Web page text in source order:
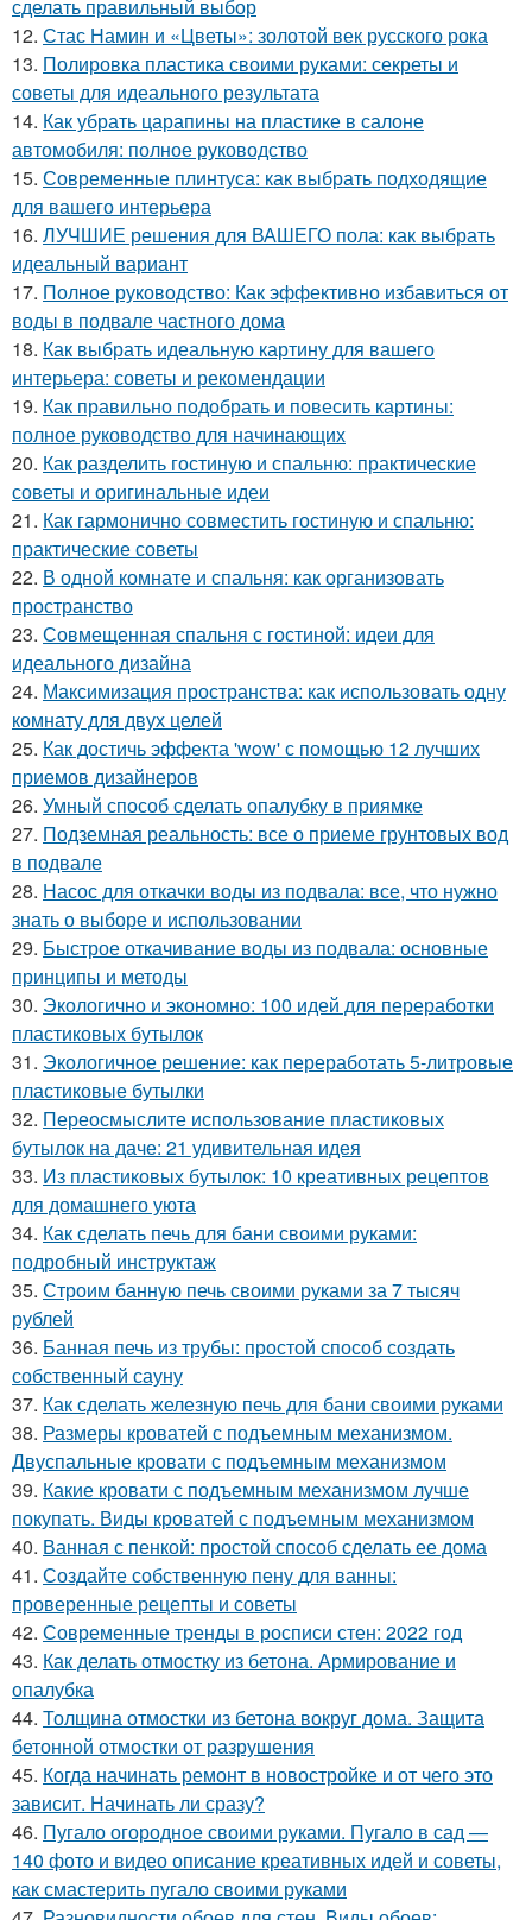
сделать правильный выбор
12. Стас Намин и «Цветы»: золотой век русского рока
13. Полировка пластика своими руками: секреты и
советы для идеального результата
14. Как убрать царапины на пластике в салоне
автомобиля: полное руководство
15. Современные плинтуса: как выбрать подходящие
для вашего интерьера
16. ЛУЧШИЕ решения для ВАШЕГО пола: как выбрать
идеальный вариант
17. Полное руководство: Как эффективно избавиться от
воды в подвале частного дома
18. Как выбрать идеальную картину для вашего
интерьера: советы и рекомендации
19. Как правильно подобрать и повесить картины:
полное руководство для начинающих
20. Как разделить гостиную и спальню: практические
советы и оригинальные идеи
21. Как гармонично совместить гостиную и спальню:
практические советы
22. В одной комнате и спальня: как организовать
пространство
23. Совмещенная спальня с гостиной: идеи для
идеального дизайна
24. Максимизация пространства: как использовать одну
комнату для двух целей
25. Как достичь эффекта 'wow' с помощью 12 лучших
приемов дизайнеров
26. Умный способ сделать опалубку в приямке
27. Подземная реальность: все о приеме грунтовых вод
в подвале
28. Насос для откачки воды из подвала: все, что нужно
знать о выборе и использовании
29. Быстрое откачивание воды из подвала: основные
принципы и методы
30. Экологично и экономно: 100 идей для переработки
пластиковых бутылок
31. Экологичное решение: как переработать 5-литровые
пластиковые бутылки
32. Переосмыслите использование пластиковых
бутылок на даче: 21 удивительная идея
33. Из пластиковых бутылок: 10 креативных рецептов
для домашнего уюта
34. Как сделать печь для бани своими руками:
подробный инструктаж
35. Строим банную печь своими руками за 7 тысяч
рублей
36. Банная печь из трубы: простой способ создать
собственный сауну
37. Как сделать железную печь для бани своими руками
38. Размеры кроватей с подъемным механизмом.
Двуспальные кровати с подъемным механизмом
39. Какие кровати с подъемным механизмом лучше
покупать. Виды кроватей с подъемным механизмом
40. Ванная с пенкой: простой способ сделать ее дома
41. Создайте собственную пену для ванны:
проверенные рецепты и советы
42. Современные тренды в росписи стен: 2022 год
43. Как делать отмостку из бетона. Армирование и
опалубка
44. Толщина отмостки из бетона вокруг дома. Защита
бетонной отмостки от разрушения
45. Когда начинать ремонт в новостройке и от чего это
зависит. Начинать ли сразу?
46. Пугало огородное своими руками. Пугало в сад —
140 фото и видео описание креативных идей и советы,
как смастерить пугало своими руками